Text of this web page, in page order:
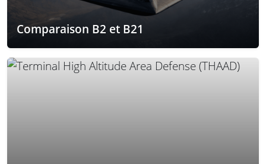
Comparaison B2 et B21